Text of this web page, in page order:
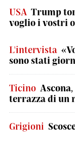
USA Trump
voglio i vostri
L'intervista
sono stati
Ticino
terrazza di un
Grigioni